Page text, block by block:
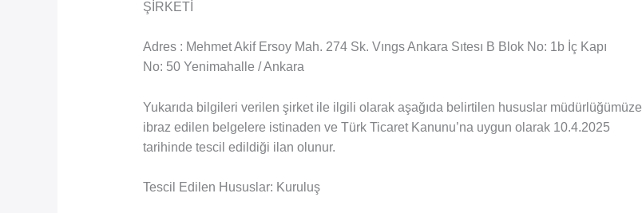
ŞİRKETİ
Adres : Mehmet Akif Ersoy Mah. 274 Sk. Vıngs Ankara Sıtesı B Blok No: 1b İç Kapı
No: 50 Yenimahalle / Ankara
Yukarıda bilgileri verilen şirket ile ilgili olarak aşağıda belirtilen hususlar müdürlüğümüze
ibraz edilen belgelere istinaden ve Türk Ticaret Kanunu’na uygun olarak 10.4.2025
tarihinde tescil edildiği ilan olunur.
Tescil Edilen Hususlar: Kuruluş